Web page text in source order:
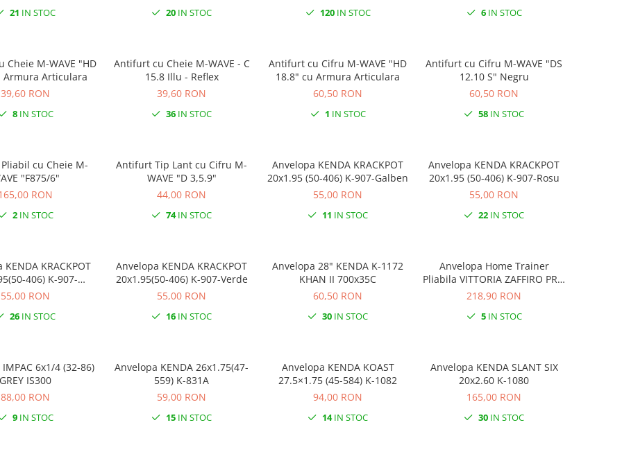
21 IN STOC 20 IN STOC 120IN STOC 6IN STOC
M-WAVE "HD
Armura Articulara
39,60 RON
8IN STOC
Antifurt cu Cheie M-WAVE - C
15.8 Illu - Reflex
39,60 RON
36 IN STOC
Antifurt cu Cifru M-WAVE "HD
18.8" cu Armura Articulara
60,50 RON
1 IN STOC
Antifurt cu Cifru M-WAVE "DS
12.10 S" Negru
60,50 RON
58 IN STOC
cu Cheie M-
WAVE "F875/6"
RON
2IN STOC
Antifurt Tip Lant cu Cifru M-
WAVE "D 3,5.9"
44,00 RON
74IN STOC
Anvelopa KENDA KRACKPOT
20x1.95 (50-406) K-907-Galben
55,00 RON
11 IN STOC
Anvelopa KENDA KRACKPOT
20x1.95 (50-406) K-907-Rosu
55,00 RON
22 IN STOC
406) K-907-
Portocaliu
55,00 RON
26 IN STOC
Anvelopa KENDA KRACKPOT
20x1.95(50-406) K-907-Verde
55,00 RON
16 IN STOC
Anvelopa 28" KENDA K-1172
KHAN II 700x35C
60,50 RON
30 IN STOC
Anvelopa Home Trainer
Pliabila VITTORIA ZAFFIRO PRO
23-622 700x23 Rosu
218,90 RON
5IN STOC
6x1/4 (32-86)
GREY IS300
88,00 RON
9IN STOC
Anvelopa KENDA 26x1.75(47-
559) K-831A
59,00 RON
15 IN STOC
Anvelopa KENDA KOAST
27.5×1.75 (45-584) K-1082
94,00 RON
14IN STOC
Anvelopa KENDA SLANT SIX
20x2.60 K-1080
165,00 RON
30 IN STOC